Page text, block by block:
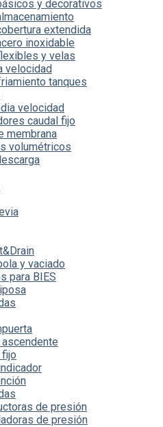
y decorativos
extendida
inoxidable
y velas
velocidad
tanques
velocidad
caudal fijo
membrana
volumétricos
y vaciado
para BIES
de presión
de presión